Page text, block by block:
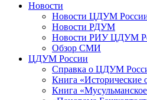
Новости
Новости ЦДУМ
Новости РДУМ
Новости РИУ ЦДУМ
Обзор СМИ
ЦДУМ России
Справка о ЦДУМ
Книга «Исторические
Книга